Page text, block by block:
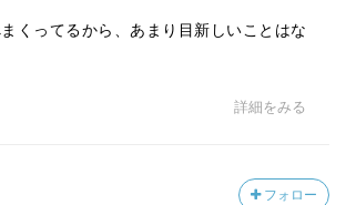
くってるから、あまり目新しいことはな
詳細をみる
フォロー